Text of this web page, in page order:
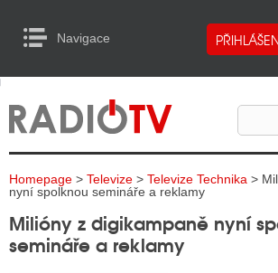
Navigace
RADIA
TELEVIZE
INTERNET
TISK
to Content
Homepage > Televize > Televize Technika >
nyní spolknou semináře a reklamy
Milióny z digikampaně nyní
semináře a reklamy